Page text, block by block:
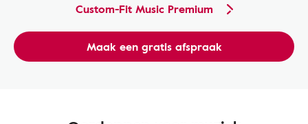
Custom-Fit Music Premium
Maak een gratis afspraak